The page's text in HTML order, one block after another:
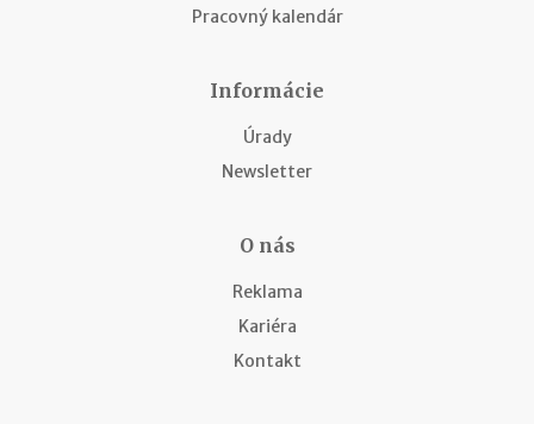
Pracovný kalendár
Informácie
Úrady
Newsletter
O nás
Reklama
Kariéra
Kontakt